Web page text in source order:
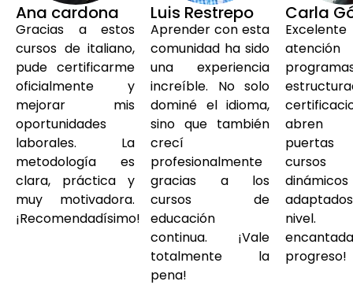
Ana cardona
Gracias a estos
cursos de italiano,
pude certificarme
oficialmente y
mejorar mis
oportunidades
laborales. La
metodología es
clara, práctica y
muy motivadora.
¡Recomendadísimo!
Luis Restrepo
Aprender con esta
comunidad ha sido
una experiencia
increíble. No solo
dominé el idioma,
sino que también
crecí
profesionalmente
gracias a los
cursos de
educación
continua. ¡Vale
totalmente la
pena!
Carla
Excelente
abren
nivel.
progreso!